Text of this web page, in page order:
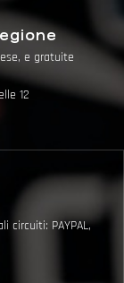
e gratuite
12
circuiti: PAYPAL,